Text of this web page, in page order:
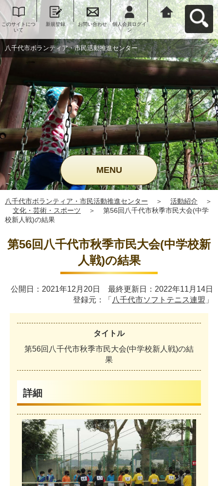
このサイトにつ
いて
新規登録 お問い合わせ
個人会員ログイ
ン
八千代市ボラン
ティア・市民活
動推進センター
へ戻る
八千代市ボランティア・市民活動推進センター
MENU
八千代市ボランティア・市民活動推進センター ＞ 活動紹介
＞
文化・芸術・スポーツ
＞
第56回八千代市秋季市民大会(中学
校新人戦)の結果
第56回八千代市秋季市民大会(中学校新
人戦)の結果
公開日：2021年12月20日 最終更新日：2022年11月14日
登録元：「 八千代市ソフトテニス連盟 」
タイトル
第56回 八千代市秋季市民大会(中学校新 人 戦)の結
果
詳細